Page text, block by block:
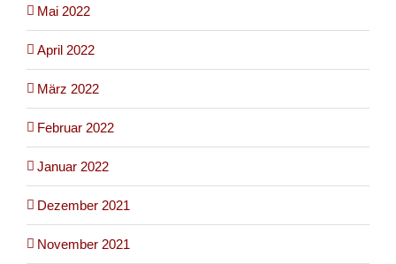
Mai 2022
April 2022
März 2022
Februar 2022
Januar 2022
Dezember 2021
November 2021